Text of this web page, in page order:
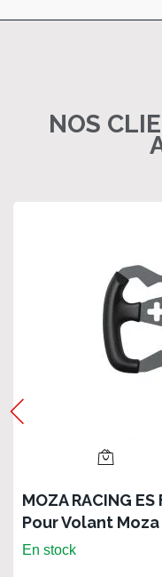
NOS
MOZA RACING
Pour Volant Moza
En stock